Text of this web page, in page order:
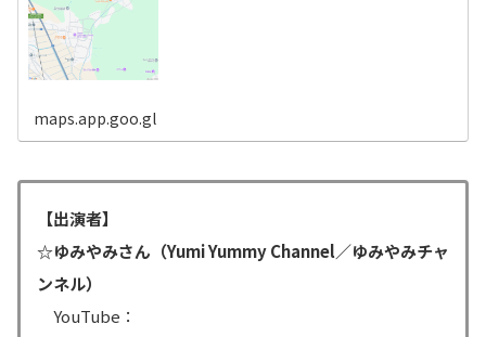
maps.app.goo.gl
【出演者】
☆ゆみやみさん（Yumi Yummy Channel／ゆみやみチャ
ンネル）
YouTube：